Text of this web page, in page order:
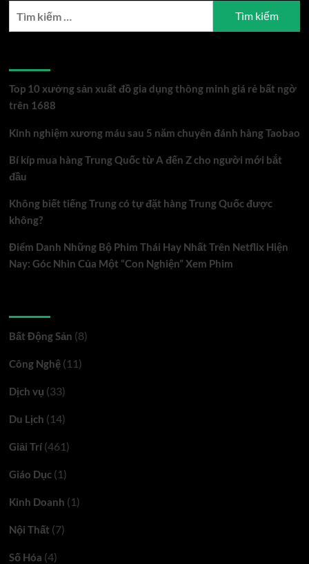
Sử
Triển
Cua
Tại
Cái
Top 10 xưởng sản xuất đồ gia dụng thông minh giá rẻ bất ngờ
trên 1688
Kinh nghiệm xương máu sau 5 năm chuyên đánh hàng Taobao
Bí kíp mua hàng Trung Quốc từ A đến Z cho người mới bắt
đầu
Không biết tiếng Trung có tự đặt hàng Trung Quốc được
không?
Điểm Danh Những Bộ Phim Thái Hay Nhất Trên Netflix Hiện
Nay: Góc Nhìn Của Một “Con Nghiện” Xem Phim
Bất Động Sản (8)
Công Nghệ(11)
Dịch vụ (33)
Du Lịch (14)
Giải Trí(461)
Giáo Dục(1)
Kinh Doanh (1)
Nội Thất (7)
Số Hóa (4)